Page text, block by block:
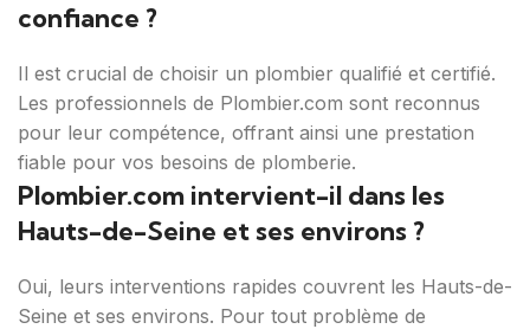
confiance ?
Il est crucial de choisir un plombier qualifié et certifié.
Les professionnels de Plombier.com sont reconnus
pour leur compétence, offrant ainsi une prestation
fiable pour vos besoins de plomberie.
Plombier.com intervient-il dans les
Hauts-de-Seine et ses environs ?
Oui, leurs interventions rapides couvrent les Hauts-de-
Seine et ses environs. Pour tout problème de